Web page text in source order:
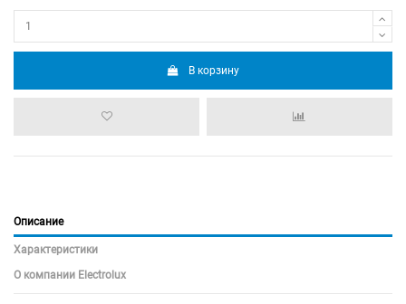
В корзину
Описание
Характеристики
О компании Electrolux